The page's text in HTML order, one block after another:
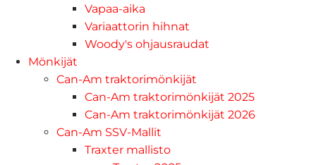
Vapaa-aika
Variaattorin hihnat
Woody's ohjausraudat
Mönkijät
Can-Am traktorimönkijät
Can-Am traktorimönkijät 2025
Can-Am traktorimönkijät 2026
Can-Am SSV-Mallit
Traxter mallisto